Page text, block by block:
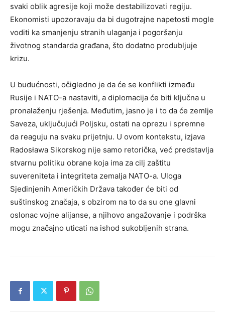
svaki oblik agresije koji može destabilizovati regiju.
Ekonomisti upozoravaju da bi dugotrajne napetosti mogle
voditi ka smanjenju stranih ulaganja i pogoršanju
životnog standarda građana, što dodatno produbljuje
krizu.
U budućnosti, očigledno je da će se konflikti između
Rusije i NATO-a nastaviti, a diplomacija će biti ključna u
pronalaženju rješenja. Međutim, jasno je i to da će zemlje
Saveza, uključujući Poljsku, ostati na oprezu i spremne
da reaguju na svaku prijetnju. U ovom kontekstu, izjava
Radosława Sikorskog nije samo retorička, već predstavlja
stvarnu politiku obrane koja ima za cilj zaštitu
suvereniteta i integriteta zemalja NATO-a. Uloga
Sjedinjenih Američkih Država također će biti od
suštinskog značaja, s obzirom na to da su one glavni
oslonac vojne alijanse, a njihovo angažovanje i podrška
mogu značajno uticati na ishod sukobljenih strana.